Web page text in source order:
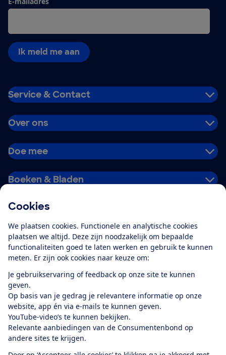
Cookies
We plaatsen cookies. Functionele en analytische cookies
plaatsen we altijd. Deze zijn noodzakelijk om bepaalde
functionaliteiten goed te laten werken en gebruik te kunnen
meten. Er zijn ook cookies naar keuze om:
Je gebruikservaring of feedback op onze site te kunnen
geven.
Op basis van je gedrag je relevantere informatie op onze
website, app én via e-mails te kunnen geven.
YouTube-video’s te kunnen bekijken.
Relevante aanbiedingen van de Consumentenbond op
andere sites te krijgen.
Ik meld me aan
Service & Contact
Over ons
Doe mee
Boeken & Bladen
Alles over de
app
Algemene Voorwaarden
Privacyverklaring
Cookiebeleid
Privacyvoorkeuren
Toegankelijkheid
RSS-feed nieuws
FacebookTwitterInstagram
YoutubeLinkedIn